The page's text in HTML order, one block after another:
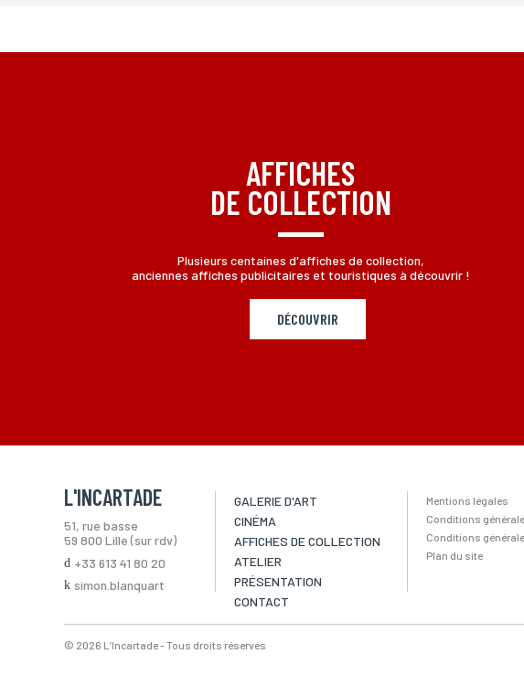
AFFICHES
DE COLLECTION
Plusieurs centaines d'affiches de collection,
anciennes affiches publicitaires et touristiques à découvrir !
DÉCOUVRIR
L'INCARTADE
51, rue basse
59 800 Lille (sur rdv)
+33 613 41 80 20
simon.blanquart
GALERIE D'ART
CINÉMA
AFFICHES DE COLLECTION
ATELIER
PRÉSENTATION
CONTACT
Mentions légales
Conditions
Conditions
Plan du site
© 2026 L’Incartade - Tous droits réservés